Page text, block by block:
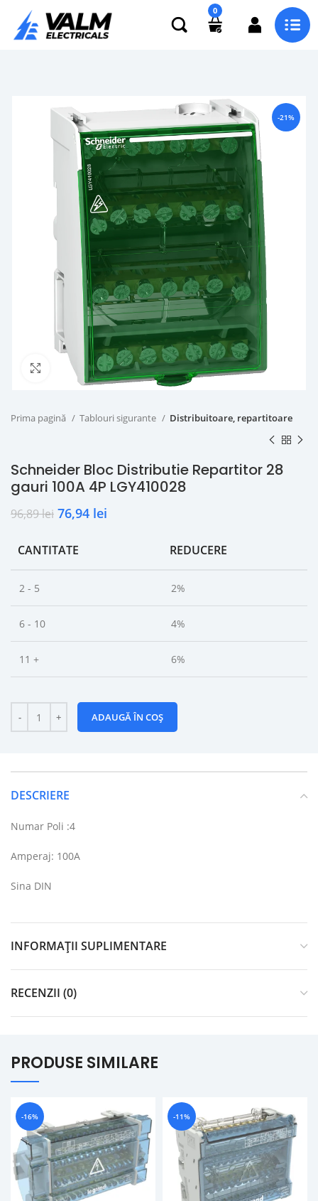
0
-21%
Click to enlarge
Prima pagină Tablouri sigurante Distribuitoare, repartitoare
Schneider Bloc Distributie Repartitor 28
gauri 100A 4P LGY410028
96,89lei 76,94 lei
CANTITATE REDUCERE
2 - 5 2%
6 - 10 4%
11 + 6%
ADAUGĂ ÎN COȘ
DESCRIERE
Numar Poli :4
Amperaj: 100A
Sina DIN
INFORMAȚII SUPLIMENTARE
RECENZII (0)
PRODUSE SIMILARE
-16% -11%